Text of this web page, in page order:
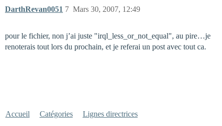
DarthRevan0051 Mars 30, 2007, 12:49
7
pour le fichier, non j’ai juste "irql_less_or_not_equal", au pire…je
renoterais tout lors du prochain, et je referai un post avec tout ca.
Accueil Catégories Lignes directrices